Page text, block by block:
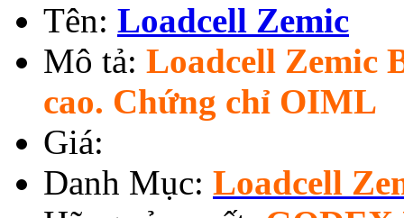
Tên: Loadcell Zemic
Mô tả: Loadcell Zemic
cao. Chứng chỉ OIML
Giá:
Danh Mục: Loadcell